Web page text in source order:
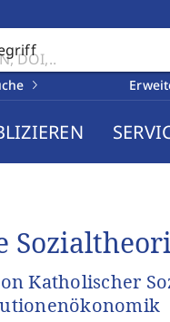
Katholischer